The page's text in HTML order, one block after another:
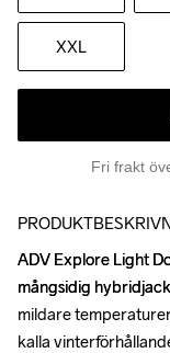
XXL
Fri frakt
ADV Explore Light
mångsidig
mildare
kalla
ADV Explore Light
mångsidig
mildare
kalla